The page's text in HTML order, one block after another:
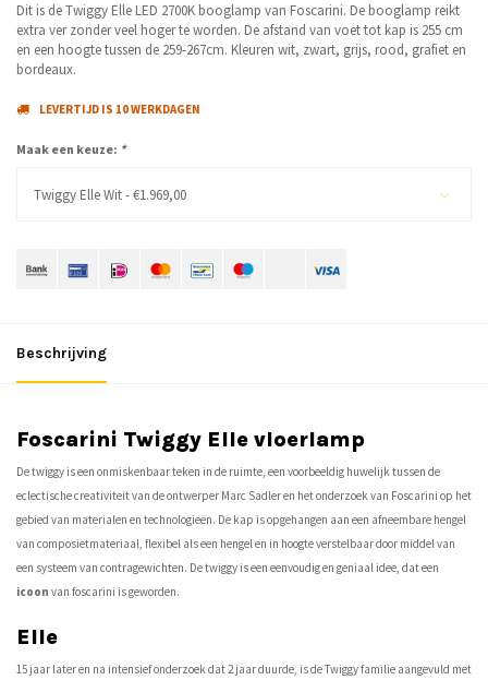
Dit is de Twiggy Elle LED 2700K booglamp van Foscarini. De booglamp reikt
extra ver zonder veel hoger te worden. De afstand van voet tot kap is 255 cm
en een hoogte tussen de 259-267cm. Kleuren wit, zwart, grijs, rood, grafiet en
bordeaux.
LEVERTIJD IS 10 WERKDAGEN
Maak een keuze: *
Twiggy Elle Wit - €1.969,00
Beschrijving
Foscarini Twiggy Elle vloerlamp
De twiggy is een onmiskenbaar teken in de ruimte, een voorbeeldig huwelijk tussen de
eclectische creativiteit van de ontwerper Marc Sadler en het onderzoek van Foscarini op het
gebied van materialen en technologieën. De kap is opgehangen aan een afneembare hengel
van composietmateriaal, flexibel als een hengel en in hoogte verstelbaar door middel van
een systeem van contragewichten. De twiggy is een eenvoudig en geniaal idee, dat een
icoon van foscarini is geworden.
Elle
15 jaar later en na intensief onderzoek dat 2 jaar duurde, is de Twiggy familie aangevuld met